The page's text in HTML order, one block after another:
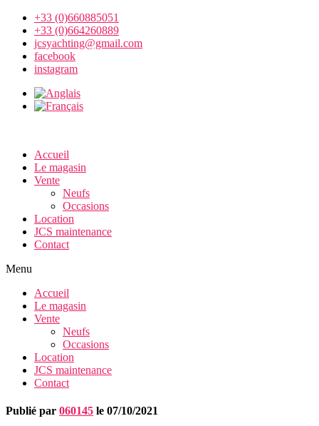
+33 (0)660885051
+33 (0)664260889
jcsyachting@gmail.com
facebook
instagram
Accueil
Le magasin
Vente
Neufs
Occasions
Location
JCS maintenance
Contact
Menu
Accueil
Le magasin
Vente
Neufs
Occasions
Location
JCS maintenance
Contact
Publié par 060145 le 07/10/2021